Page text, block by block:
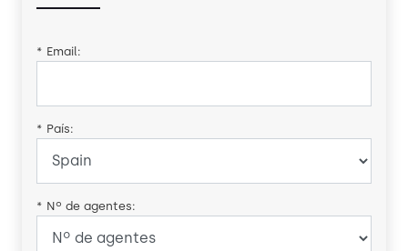
* Email:
* País:
* Nº de agentes: